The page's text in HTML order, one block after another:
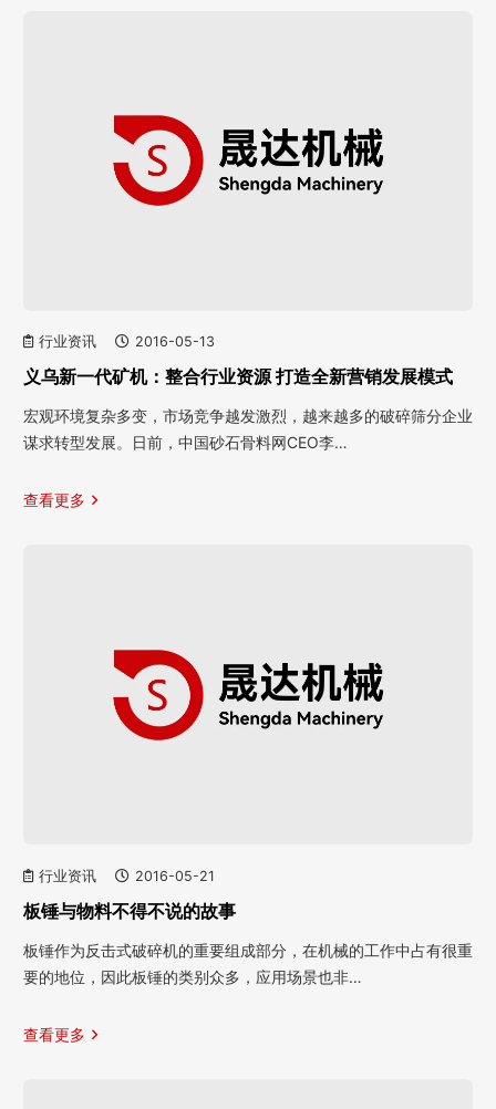
行业资讯 2016-05-13
义乌新一代矿机：整合行业资源 打造全新营销发展模式
宏观环境复杂多变，市场竞争越发激烈，越来越多的破碎筛分企业
谋求转型发展。日前，中国砂石骨料网CEO李…
查看更多
行业资讯 2016-05-21
板锤与物料不得不说的故事
板锤作为反击式破碎机的重要组成部分，在机械的工作中占有很重
要的地位，因此板锤的类别众多，应用场景也非…
查看更多